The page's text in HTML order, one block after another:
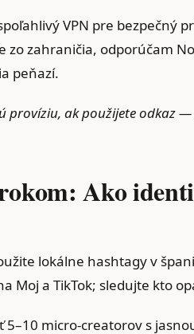
VPN pre bezpečný
zo zahraničia, odporúčam
peňazí.
províziu, ak použijete odkaz
Ako
lokálne hashtagy v
Moj a TikTok; sledujte kto
5–10 micro‑creatorov s